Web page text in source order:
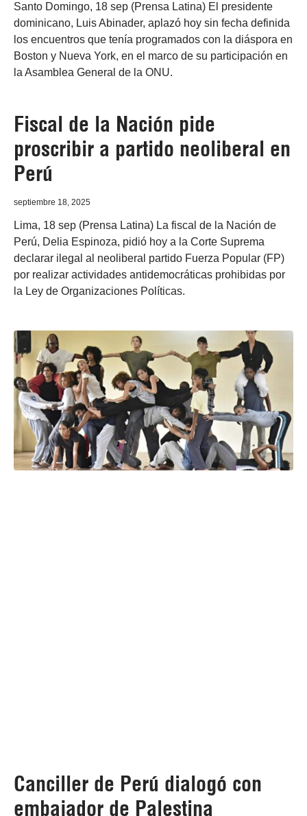
Santo Domingo, 18 sep (Prensa Latina) El presidente
dominicano, Luis Abinader, aplazó hoy sin fecha definida
los encuentros que tenía programados con la diáspora en
Boston y Nueva York, en el marco de su participación en
la Asamblea General de la ONU.
Fiscal de la Nación pide
proscribir a partido neoliberal en
Perú
septiembre 18, 2025
Lima, 18 sep (Prensa Latina) La fiscal de la Nación de
Perú, Delia Espinoza, pidió hoy a la Corte Suprema
declarar ilegal al neoliberal partido Fuerza Popular (FP)
por realizar actividades antidemocráticas prohibidas por
la Ley de Organizaciones Políticas.
Canciller de Perú dialogó con
embajador de Palestina